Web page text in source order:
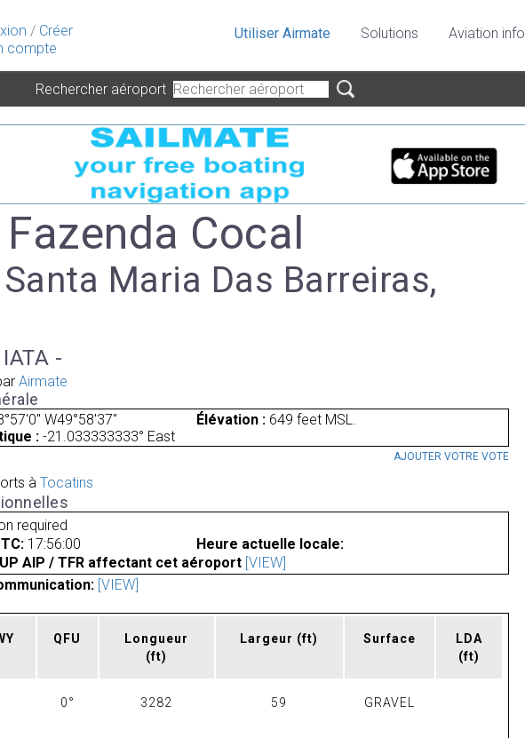
/ Créer
compte
Utiliser Airmate Solutions Aviation info
Rechercher aéroport
Cocal
Maria Das Barreiras,
-
Airmate
W49°58'37" Élévation :649 feet MSL.
: -21.033333333° East
AJOUTER VOTRE VOTE
à Tocatins
required
17:56:00
Heure actuelle locale:
AIP / TFR affectant cet aéroport [VIEW]
[VIEW]
QFU
Longueur
(ft)
Largeur (ft) Surface
LDA
(ft)
0° 3282 59 GRAVEL